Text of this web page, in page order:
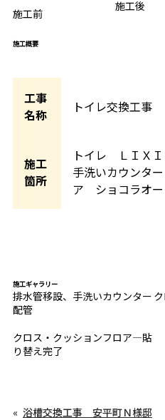
施工前
AFTER
施工後
施工概要
工事
名称
トイレ交換工事
施工
箇所
トイレ ＬＩＸ
手洗いカウンタ
ア ショコラオー
施工ギャラリー
排水管移設、手洗いカウンター
配管
クロス・クッションフロア―貼
り替え完了
浴槽交換工事 安平町Ｎ様邸